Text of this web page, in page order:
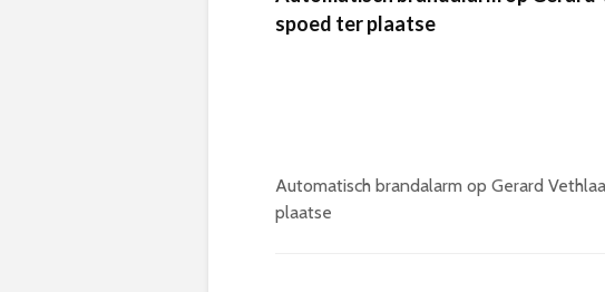
spoed ter plaatse
Automatisch brandalarm op Gerard
plaatse